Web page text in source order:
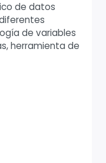
de datos
de variables
herramienta de